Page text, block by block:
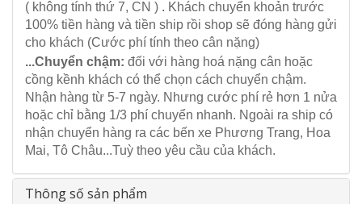
( không tính thứ 7, CN ) . Khách chuyển khoản trước
100% tiền hàng và tiền ship rồi shop sẽ đóng hàng gửi
cho khách (Cước phí tính theo cân nặng)
...Chuyển chậm: đối với hàng hoá nặng cân hoặc
cồng kềnh khách có thể chọn cách chuyển chậm.
Nhận hàng từ 5-7 ngày. Nhưng cước phí rẻ hơn 1 nửa
hoặc chỉ bằng 1/3 phí chuyển nhanh. Ngoài ra ship có
nhận chuyển hàng ra các bến xe Phương Trang, Hoa
Mai, Tô Châu...Tuỳ theo yêu cầu của khách.
Thông số sản phẩm